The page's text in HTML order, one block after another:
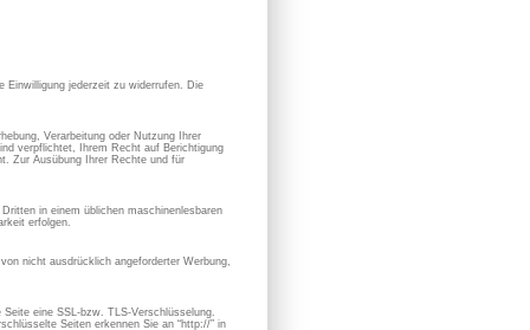
Einwilligung jederzeit zu widerrufen. Die
Verarbeitung oder Nutzung Ihrer
verpflichtet, Ihrem Recht auf Berichtigung
Zur Ausübung Ihrer Rechte und für
in einem üblichen maschinenlesbaren
erfolgen.
nicht ausdrücklich angeforderter Werbung,
eine SSL-bzw. TLS-Verschlüsselung.
Seiten erkennen Sie an “http://” in